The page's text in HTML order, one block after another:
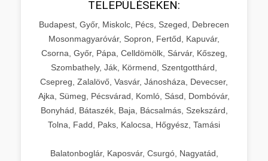
TELEPÜLÉSEKEN:
Budapest, Győr, Miskolc, Pécs, Szeged, Debrecen
Mosonmagyaróvár, Sopron, Fertőd, Kapuvár,
Csorna, Győr, Pápa, Celldömölk, Sárvár, Kőszeg,
Szombathely, Ják, Körmend, Szentgotthárd,
Csepreg, Zalalövő, Vasvár, Jánosháza, Devecser,
Ajka, Sümeg, Pécsvárad, Komló, Sásd, Dombóvár,
Bonyhád, Bátaszék, Baja, Bácsalmás, Szekszárd,
Tolna, Fadd, Paks, Kalocsa, Hőgyész, Tamási
Balatonboglár, Kaposvár, Csurgó, Nagyatád,